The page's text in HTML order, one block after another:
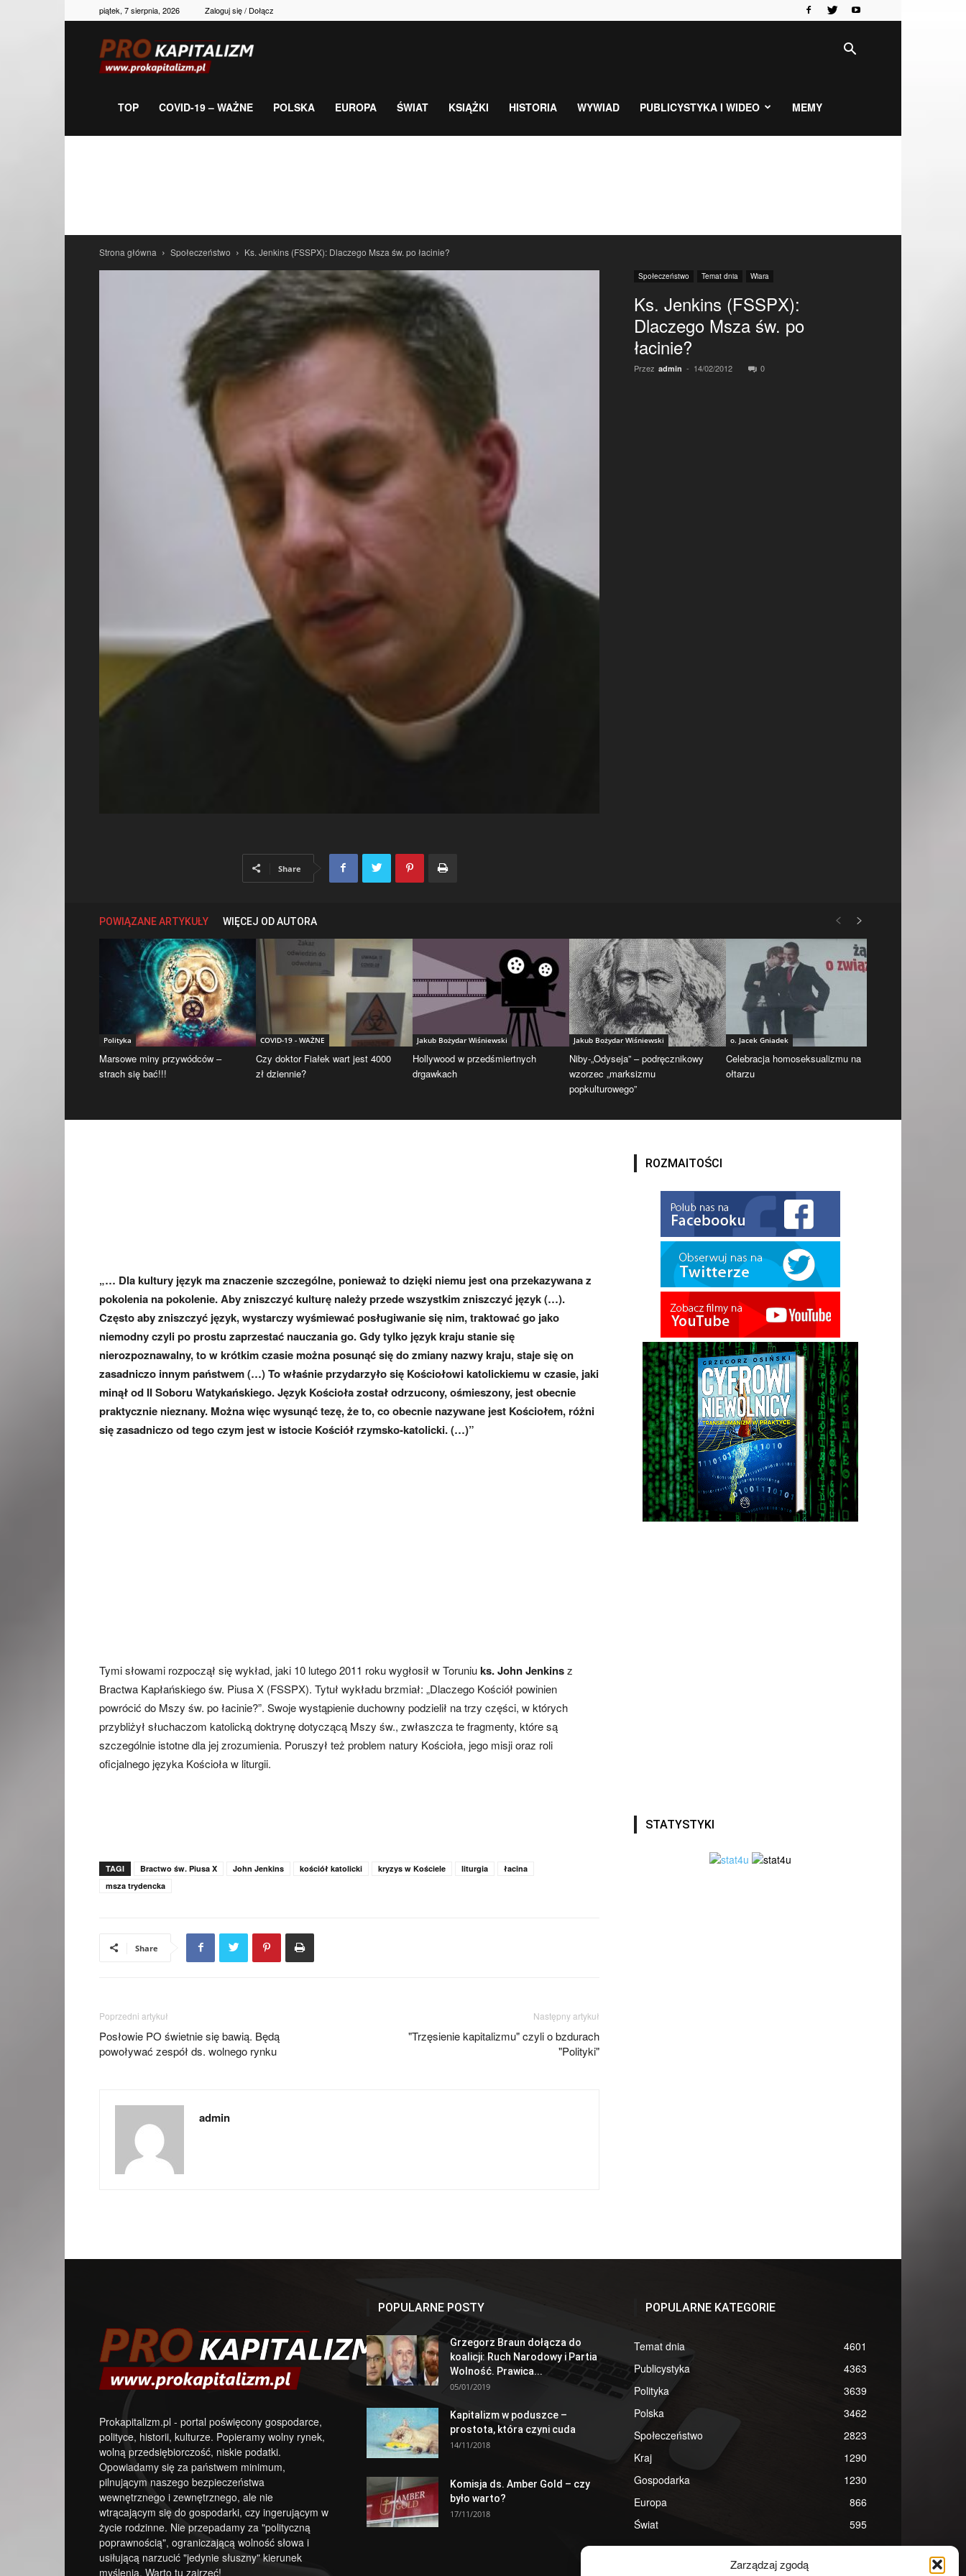
Zarządzaj zgodą
piątek, 7 sierpnia, 2026 Zaloguj się / Dołącz
gospodarka,
newsy
TOP COVID-19 – WAŻNE POLSKA EUROPA ŚWIAT KSIĄŻKI HISTORIA WYWIAD PUBLICYSTYKA I WIDEO MEMY
Strona główna Społeczeństwo Ks. Jenkins (FSSPX): Dlaczego Msza św. po łacinie?
Społeczeństwo Temat dnia Wiara
Ks. Jenkins (FSSPX):
Dlaczego Msza św. po
łacinie?
Przez admin - 14/02/2012 0
Share
POWIĄZANE ARTYKUŁY WIĘCEJ OD AUTORA
Polityka
Marsowe miny przywódców –
strach się bać!!!
COVID-19 - WAŻNE
Czy doktor Fiałek wart jest 4000
zł dziennie?
Jakub Bożydar Wiśniewski
Hollywood w przedśmiertnych
drgawkach
Jakub Bożydar Wiśniewski
Niby-„Odyseja” – podręcznikowy
wzorzec „marksizmu
popkulturowego”
o. Jacek Gniadek
Celebracja homoseksualizmu na
ołtarzu
„… Dla kultury język ma znaczenie szczególne, ponieważ to dzięki niemu jest ona przekazywana z
pokolenia na pokolenie. Aby zniszczyć kulturę należy przede wszystkim zniszczyć język (…).
Często aby zniszczyć język, wystarczy wyśmiewać posługiwanie się nim, traktować go jako
niemodny czyli po prostu zaprzestać nauczania go. Gdy tylko język kraju stanie się
nierozpoznawalny, to w krótkim czasie można posunąć się do zmiany nazwy kraju, staje się on
zasadniczo innym państwem (…) To właśnie przydarzyło się Kościołowi katolickiemu w czasie, jaki
minął od II Soboru Watykańskiego. Język Kościoła został odrzucony, ośmieszony, jest obecnie
praktycznie nieznany. Można więc wysunąć tezę, że to, co obecnie nazywane jest Kościołem, różni
się zasadniczo od tego czym jest w istocie Kościół rzymsko-katolicki. (…)”
Tymi słowami rozpoczął się wykład, jaki 10 lutego 2011 roku wygłosił w Toruniuks. John Jenkinsz
Bractwa Kapłańskiego św. Piusa X (FSSPX). Tytuł wykładu brzmiał: „Dlaczego Kościół powinien
powrócić do Mszy św. po łacinie?”. Swoje wystąpienie duchowny podzielił na trzy części, w których
przybliżył słuchaczom katolicką doktrynę dotyczącą Mszy św., zwłaszcza te fragmenty, które są
szczególnie istotne dla jej zrozumienia. Poruszył też problem natury Kościoła, jego misji oraz roli
oficjalnego języka Kościoła w liturgii.
TAGI Bractwo św. Piusa X John Jenkins kościół katolicki kryzys w Kościele liturgia
łacina
msza trydencka
Share
Poprzedni artykuł
Posłowie PO świetnie się bawią. Będą
powoływać zespół ds. wolnego rynku
Następny artykuł
"Trzęsienie kapitalizmu" czyli o bzdurach
"Polityki"
admin
ROZMAITOŚCI
STATYSTYKI
Prokapitalizm.pl - portal poświęcony gospodarce,
polityce, historii, kulturze. Popieramy wolny rynek,
wolną przedsiębiorczość, niskie podatki.
Opowiadamy się za państwem minimum,
pilnującym naszego bezpieczeństwa
wewnętrznego i zewnętrznego, ale nie
wtrącającym się do gospodarki, czy ingerującym w
życie rodzinne. Nie przepadamy za "polityczną
poprawnością", ograniczającą wolność słowa i
usiłującą narzucić "jedynie słuszny" kierunek
myślenia. Warto tu zajrzeć!
POPULARNE POSTY
Grzegorz Braun dołącza do
koalicji: Ruch Narodowy i Partia
Wolność. Prawica...
05/01/2019
Kapitalizm w poduszce –
prostota, która czyni cuda
14/11/2018
Komisja ds. Amber Gold – czy
było warto?
17/11/2018
POPULARNE KATEGORIE
Temat dnia
4601
Publicystyka
4363
Polityka
3639
Polska
3462
Społeczeństwo
2823
Kraj
1290
Gospodarka
1230
Europa
866
Świat
595